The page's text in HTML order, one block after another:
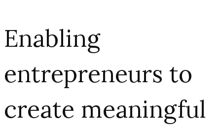
Enabling
entrepreneurs to
create meaningful